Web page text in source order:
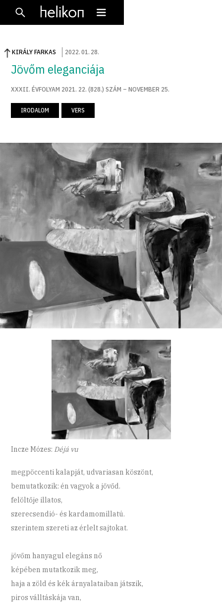
KIRÁLY FARKAS 2022.01. 28.
Jövőm eleganciája
XXXII. ÉVFOLYAM 2021. 22. (828.) SZÁM – NOVEMBER 25.
IRODALOM VERS
Incze Mózes: Déjá vu
megpöccenti kalapját, udvariasan köszönt,
bemutatkozik: én vagyok a jövőd.
felöltője illatos,
szerecsendió- és kardamomillatú.
szerintem szereti az érlelt sajtokat.
jövőm hanyagul elegáns nő
képében mutatkozik meg,
haja a zöld és kék árnyalataiban játszik,
piros válltáskája van,